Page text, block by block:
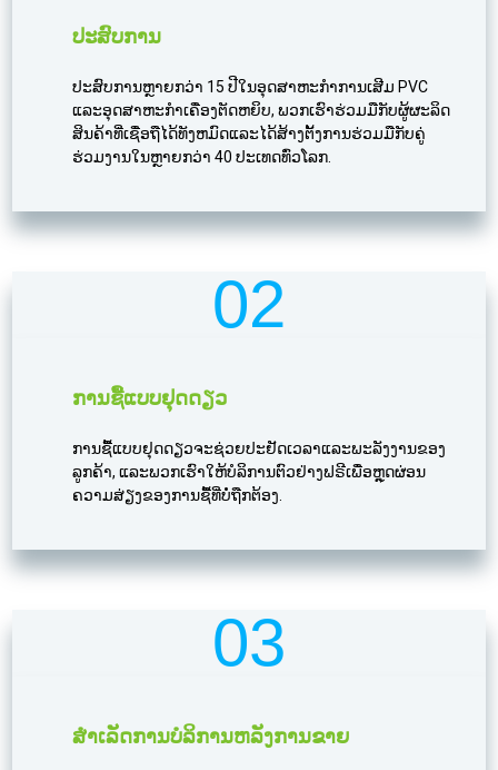
ປະສົບການ
ປະສົບການຫຼາຍກວ່າ 15 ປີໃນອຸດສາຫະກໍາການເສີມ PVC
ແລະອຸດສາຫະກໍາເຄື່ອງຕັດຫຍິບ, ພວກເຮົາຮ່ວມມືກັບຜູ້ຜະລິດ
ສິນຄ້າທີ່ເຊື່ອຖືໄດ້ທັງຫມົດແລະໄດ້ສ້າງຕັ້ງການຮ່ວມມືກັບຄູ່
ຮ່ວມງານໃນຫຼາຍກວ່າ 40 ປະເທດທົ່ວໂລກ.
02
ການຊື້ແບບຢຸດດຽວ
ການຊື້ແບບຢຸດດຽວຈະຊ່ວຍປະຢັດເວລາແລະພະລັງງານຂອງ
ລູກຄ້າ, ແລະພວກເຮົາໃຫ້ບໍລິການຕົວຢ່າງຟຣີເພື່ອຫຼຸດຜ່ອນ
ຄວາມສ່ຽງຂອງການຊື້ທີ່ບໍ່ຖືກຕ້ອງ.
03
ສໍາເລັດການບໍລິການຫລັງການຂາຍ